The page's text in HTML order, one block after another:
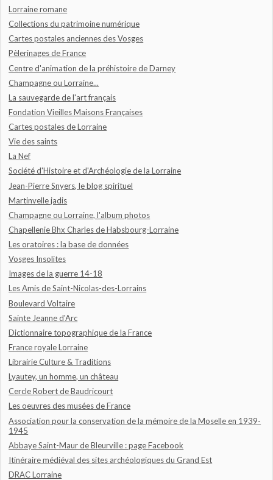
Lorraine romane
Collections du patrimoine numérique
Cartes postales anciennes des Vosges
Pèlerinages de France
Centre d'animation de la préhistoire de Darney
Champagne ou Lorraine...
La sauvegarde de l'art français
Fondation Vieilles Maisons Françaises
Cartes postales de Lorraine
Vie des saints
La Nef
Société d'Histoire et d'Archéologie de la Lorraine
Jean-Pierre Snyers, le blog spirituel
Martinvelle jadis
Champagne ou Lorraine, l'album photos
Chapellenie Bhx Charles de Habsbourg-Lorraine
Les oratoires : la base de données
Vosges Insolites
Images de la guerre 14-18
Les Amis de Saint-Nicolas-des-Lorrains
Boulevard Voltaire
Sainte Jeanne d'Arc
Dictionnaire topographique de la France
France royale Lorraine
Librairie Culture & Traditions
Lyautey, un homme, un château
Cercle Robert de Baudricourt
Les oeuvres des musées de France
Association pour la conservation de la mémoire de la Moselle en 1939-
1945
Abbaye Saint-Maur de Bleurville : page Facebook
Itinéraire médiéval des sites archéologiques du Grand Est
DRAC Lorraine